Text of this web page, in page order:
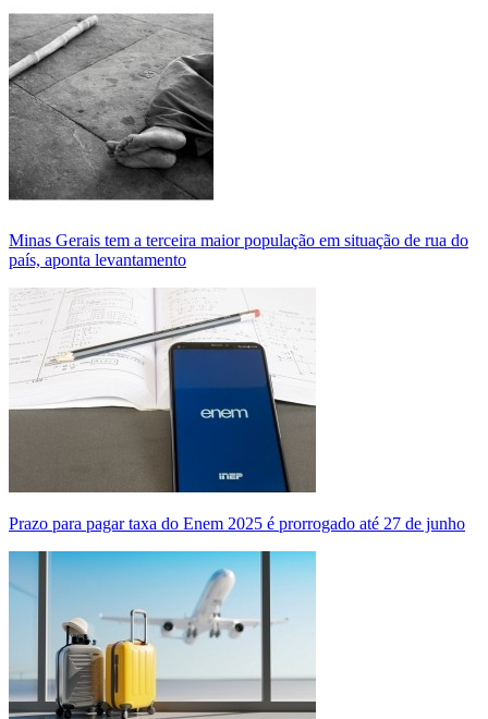
Minas Gerais tem a terceira maior população em situação de rua do
país, aponta levantamento
Prazo para pagar taxa do Enem 2025 é prorrogado até 27 de junho